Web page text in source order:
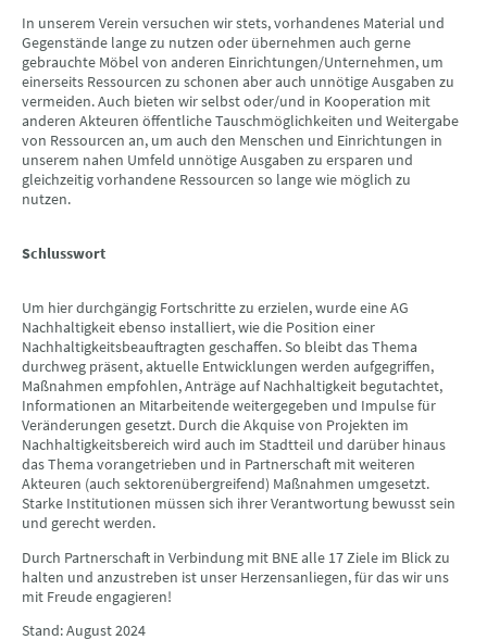
In unserem Verein versuchen wir stets, vorhandenes Material und
Gegenstände lange zu nutzen oder übernehmen auch gerne
gebrauchte Möbel von anderen Einrichtungen/Unternehmen, um
einerseits Ressourcen zu schonen aber auch unnötige Ausgaben zu
vermeiden. Auch bieten wir selbst oder/und in Kooperation mit
anderen Akteuren öffentliche Tauschmöglichkeiten und Weitergabe
von Ressourcen an, um auch den Menschen und Einrichtungen in
unserem nahen Umfeld unnötige Ausgaben zu ersparen und
gleichzeitig vorhandene Ressourcen so lange wie möglich zu
nutzen.
Schlusswort
Um hier durchgängig Fortschritte zu erzielen, wurde eine AG
Nachhaltigkeit ebenso installiert, wie die Position einer
Nachhaltigkeitsbeauftragten geschaffen. So bleibt das Thema
durchweg präsent, aktuelle Entwicklungen werden aufgegriffen,
Maßnahmen empfohlen, Anträge auf Nachhaltigkeit begutachtet,
Informationen an Mitarbeitende weitergegeben und Impulse für
Veränderungen gesetzt. Durch die Akquise von Projekten im
Nachhaltigkeitsbereich wird auch im Stadtteil und darüber hinaus
das Thema vorangetrieben und in Partnerschaft mit weiteren
Akteuren (auch sektorenübergreifend) Maßnahmen umgesetzt.
Starke Institutionen müssen sich ihrer Verantwortung bewusst sein
und gerecht werden.
Durch Partnerschaft in Verbindung mit BNE alle 17 Ziele im Blick zu
halten und anzustreben ist unser Herzensanliegen, für das wir uns
mit Freude engagieren!
Stand: August 2024